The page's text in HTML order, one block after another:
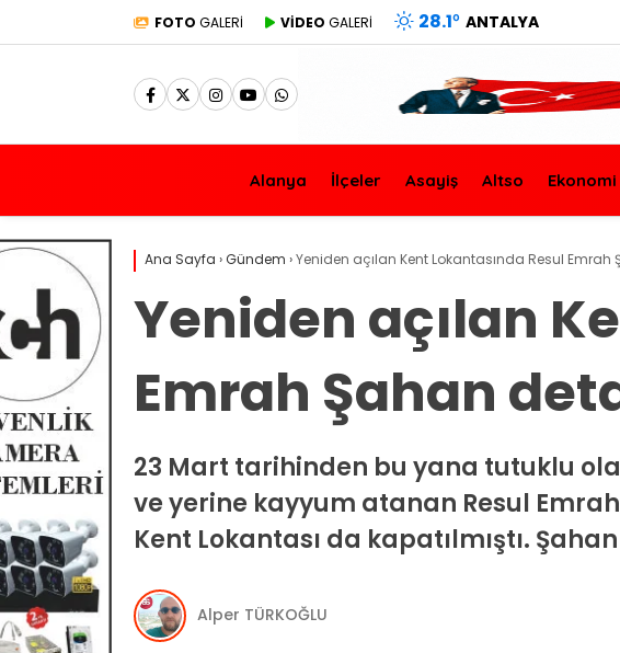
FOTO GALERİ VİDEO GALERİ 28.1° ANTALYA
Alanya İlçeler Asayiş Altso Ekonomi
Ana Sayfa ›Gündem ›Yeniden açılan Kent Lokantasında Resul Emrah
Yeniden açılan
Emrah Şahan
23 Mart tarihinden bu yana tutuklu
ve yerine kayyum atanan Resul Emrah
Kent Lokantası da kapatılmıştı.
Alper TÜRKOĞLU